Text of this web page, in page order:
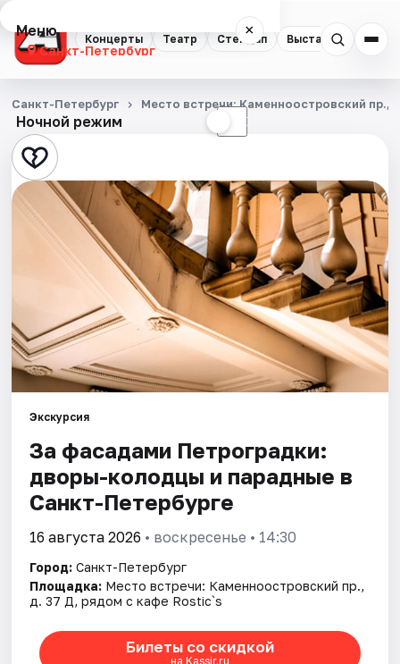
Концерты Театр Стендап Выставки
Меню ×
Санкт-Петербург
Концерты
Театр
Стендап
Выставки
Квесты
Спорт
События
Города
Площадки
Артисты
Рейтинги
Ночной режим ☾
Санкт-Петербург Место встречи: Каменноостровский пр.,
Экскурсия
За фасадами Петроградки:
дворы-колодцы и парадные в
Санкт-Петербурге
16 августа 2026 • воскресенье • 14:30
Город: Санкт-Петербург
Площадка: Место встречи: Каменноостровский пр.,
д. 37 Д, рядом с кафе Rostic`s
Билеты со скидкой
на Kassir.ru